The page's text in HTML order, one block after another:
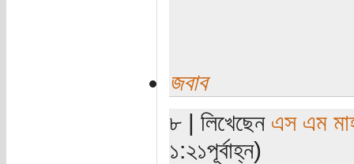
জবাব
৮ | লিখেছেন এস এম
১:২১পূর্বাহ্ন)